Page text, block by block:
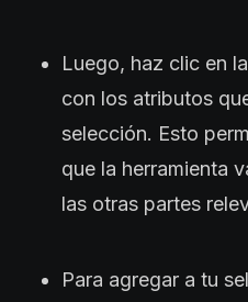
Luego, haz clic en
con los atributos
selección. Esto
que la herramienta
las otras partes
Para agregar a tu